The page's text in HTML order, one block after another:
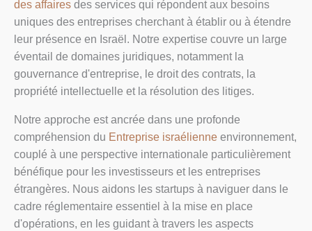
des affaires des services qui répondent aux besoins
uniques des entreprises cherchant à établir ou à étendre
leur présence en Israël. Notre expertise couvre un large
éventail de domaines juridiques, notamment la
gouvernance d'entreprise, le droit des contrats, la
propriété intellectuelle et la résolution des litiges.
Notre approche est ancrée dans une profonde
compréhension du Entreprise israélienne environnement,
couplé à une perspective internationale particulièrement
bénéfique pour les investisseurs et les entreprises
étrangères. Nous aidons les startups à naviguer dans le
cadre réglementaire essentiel à la mise en place
d'opérations, en les guidant à travers les aspects